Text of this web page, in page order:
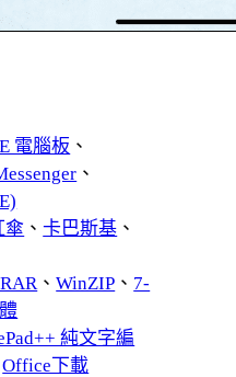
電腦板 、
、
傘 、卡巴斯基 、
、WinZIP 、 7-
純文字編
Office下載